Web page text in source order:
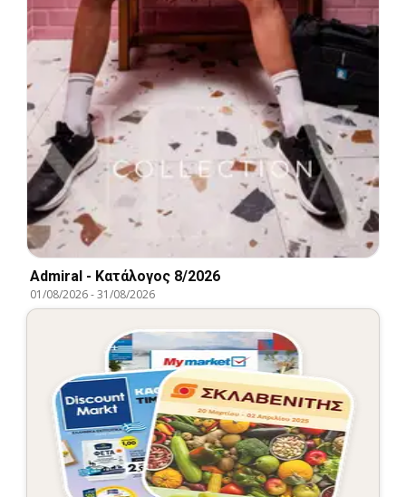
Admiral - Kατάλογος 8/2026
01/08/2026-31/08/2026